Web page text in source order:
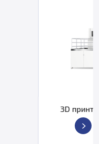
3D принтер Eplus3D EP-